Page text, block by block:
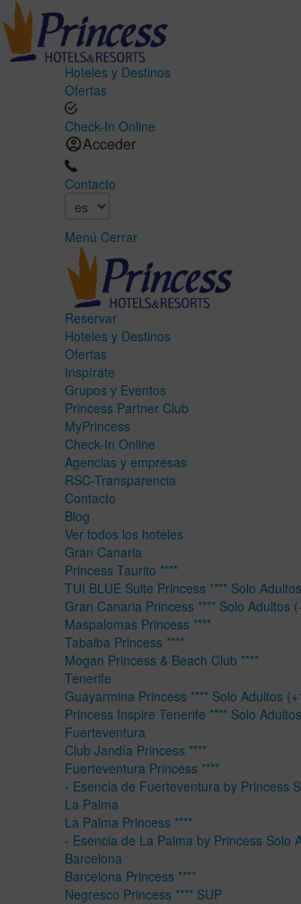
Hoteles y Destinos
Ofertas
Check-In Online
Acceder
Contacto
Menú Cerrar
Reservar
Hoteles y Destinos
Ofertas
Inspírate
Grupos y Eventos
Princess Partner Club
MyPrincess
Check-In Online
Agencias y empresas
RSC-Transparencia
Contacto
Blog
Ver todos los hoteles
Gran Canaria
Princess Taurito ****
TUI BLUE Suite Princess **** Solo
Gran Canaria Princess **** Solo Adultos
Maspalomas Princess ****
Tabaiba Princess ****
Mogan Princess & Beach Club ****
Tenerife
Guayarmina Princess **** Solo Adultos
Princess Inspire Tenerife **** Solo
Fuerteventura
Club Jandía Princess ****
Fuerteventura Princess ****
- Esencia de Fuerteventura by Princess
La Palma
La Palma Princess ****
- Esencia de La Palma by Princess Solo
Barcelona
Barcelona Princess ****
Negresco Princess **** SUP